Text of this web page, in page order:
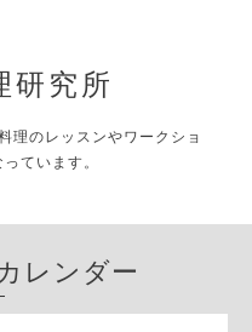
研究所
理のレッスンやワークショ
ています。
レンダー